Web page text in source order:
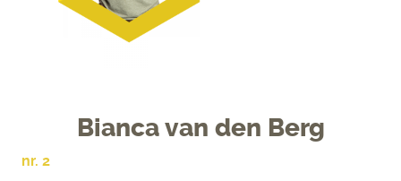
Bianca van den Berg
nr. 2